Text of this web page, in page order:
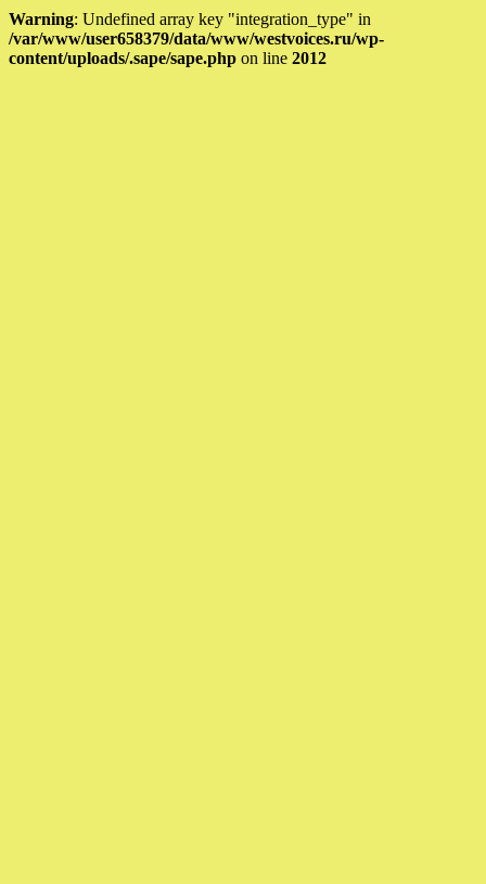
Warning: Undefined array key "integration_type" in
/var/www/user658379/data/www/westvoices.ru/wp-
content/uploads/.sape/sape.php on line 2012